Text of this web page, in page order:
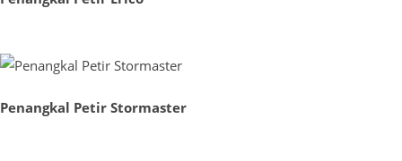
Penangkal Petir Stormaster